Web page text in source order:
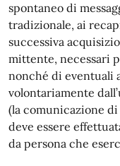
spontaneo di
tradizionale, ai
successiva
mittente, necessari
nonché di eventuali
volontariamente
(la comunicazione
deve essere
da persona che